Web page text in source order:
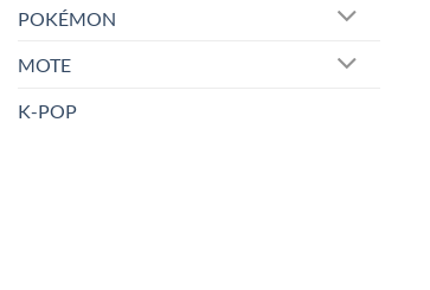
POKÉMON
MOTE
K-POP